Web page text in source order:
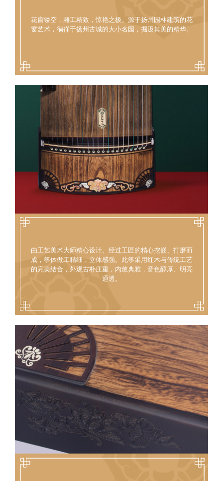
花窗镂空，雕工精致，惊艳之极。源于扬州园林建筑的花
窗艺术，徜徉于扬州古城的大小名园，掘汲其美的精华。
由工艺美术大师精心设计。经过工匠的精心挖嵌、打磨而
成，筝体做工精细，立体感强。此筝采用红木与传统工艺
的完美结合，外观古朴庄重，内敛典雅，音色醇厚、明亮
通透。